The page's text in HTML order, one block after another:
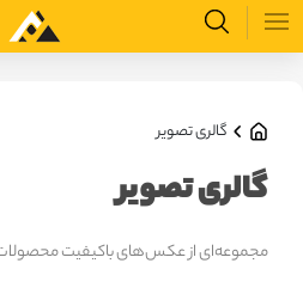
گالری تصویر
گالری تصویر
مجموعه‌ای از عکس‌های باکیفیت